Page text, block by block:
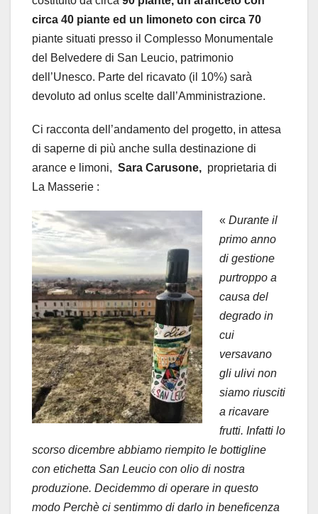
circa 40 piante ed un limoneto con circa 70
piante situati presso il Complesso Monumentale
del Belvedere di San Leucio, patrimonio
dell’Unesco. Parte del ricavato (il 10%) sarà
devoluto ad onlus scelte dall’Amministrazione.
Ci racconta dell’andamento del progetto, in attesa
di saperne di più anche sulla destinazione di
arance e limoni, Sara Carusone, proprietaria di
La Masserie :
« Durante il
primo anno
di gestione
purtroppo a
causa del
degrado in
cui
versavano
gli ulivi non
siamo riusciti
a ricavare
frutti. Infatti lo
scorso dicembre abbiamo riempito le bottigline
con etichetta San Leucio con olio di nostra
produzione. Decidemmo di operare in questo
modo Perchè ci sentimmo di darlo in beneficenza